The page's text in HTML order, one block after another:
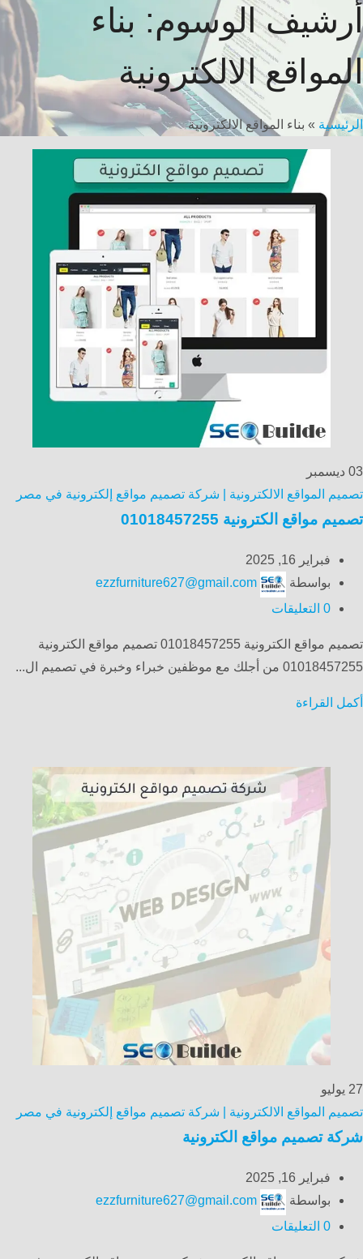
أرشيف الوسوم: بناء
المواقع الالكترونية
الرئيسية » بناء المواقع الالكترونية
03 ديسمبر
تصميم المواقع الالكترونية | شركة تصميم مواقع إلكترونية في مصر
تصميم مواقع الكترونية 01018457255
فبراير 16, 2025
بواسطة
ezzfurniture627@gmail.com
0 التعليقات
تصميم مواقع الكترونية 01018457255 تصميم مواقع الكترونية
01018457255 من أجلك مع موظفين خبراء وخبرة في تصميم ال...
أكمل القراءة
27 يوليو
تصميم المواقع الالكترونية | شركة تصميم مواقع إلكترونية في مصر
شركة تصميم مواقع الكترونية
فبراير 16, 2025
بواسطة
ezzfurniture627@gmail.com
0 التعليقات